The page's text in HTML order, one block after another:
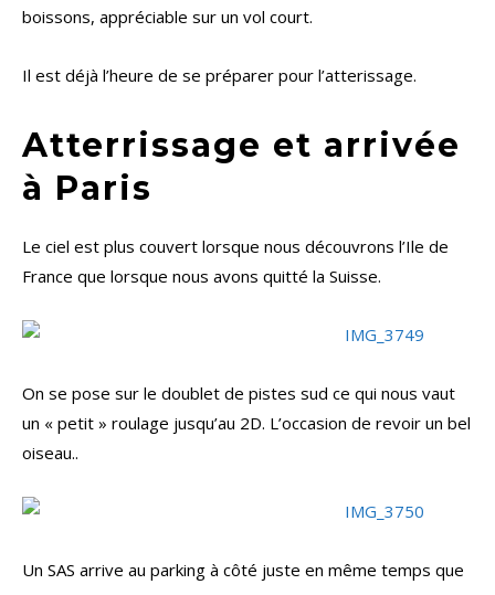
boissons, appréciable sur un vol court.
Il est déjà l’heure de se préparer pour l’atterissage.
Atterrissage et arrivée
à Paris
Le ciel est plus couvert lorsque nous découvrons l’Ile de
France que lorsque nous avons quitté la Suisse.
On se pose sur le doublet de pistes sud ce qui nous vaut
un « petit » roulage jusqu’au 2D. L’occasion de revoir un bel
oiseau..
Un SAS arrive au parking à côté juste en même temps que